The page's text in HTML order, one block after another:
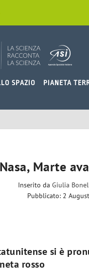
SPAZIO PIANETA
Nasa, Marte
Inserito daGiulia
Pubblicato: 2
si è
rosso